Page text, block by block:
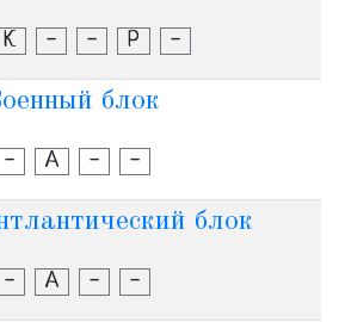
К - - Р -
блок
- А - -
блок
- А - -